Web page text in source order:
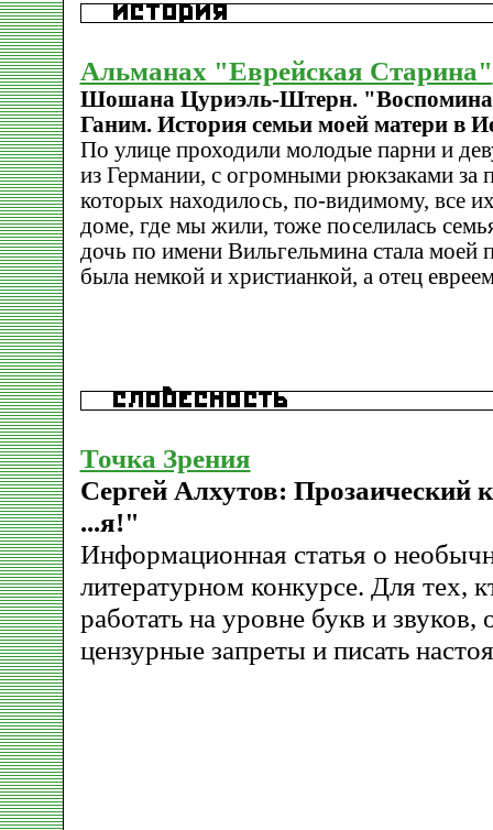
Альманах "Еврейская Старина"
Шошана Цуриэль-Штерн.
Ганим. История семьи моей матери в
По улице проходили молодые парни и
из Германии, с огромными рюкзаками за
которых находилось, по-видимому, все
доме, где мы жили, тоже поселилась
дочь по имени Вильгельмина стала моей
была немкой и христианкой, а отец
Точка Зрения
Сергей Алхутов: Прозаический
...я!"
Информационная статья о
литературном конкурсе. Для тех,
работать на уровне букв и звуков,
цензурные запреты и писать